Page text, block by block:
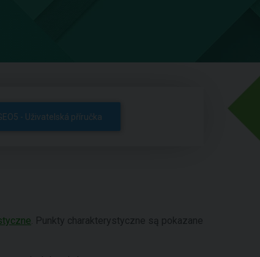
- Uživatelská příručka
. Punkty charakterystyczne są pokazane